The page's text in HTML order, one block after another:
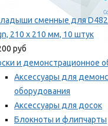
сменные для
210 x 210 мм, 10 штук
руб
и демонстрационное
Аксессуары для
оборудования
Аксессуары для досок
Блокноты и флипчарты